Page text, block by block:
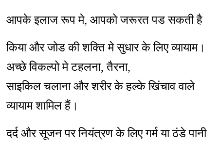
आपके इलाज रूप मे, आपको जरूरत पड सकती है
किया और जोड की शक्ति मे सुधार के लिए व्यायाम।
अच्छे विकल्पो मे टहलना, तैरना,
साइकिल चलाना और शरीर के हल्के खिंचाव वाले
व्यायाम शामिल हैं।
दर्द और सूजन पर नियंत्रण के लिए गर्म या ठंडे पानी